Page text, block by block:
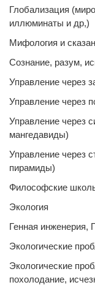
Глобализация
иллюминаты и др,)
Мифология и
Сознание, разум,
Управление через
Управление через
Управление через
мангедавиды)
Управление через
пирамиды)
Философские
Экология
Генная инженерия,
Экологические
Экологические
похолодание,